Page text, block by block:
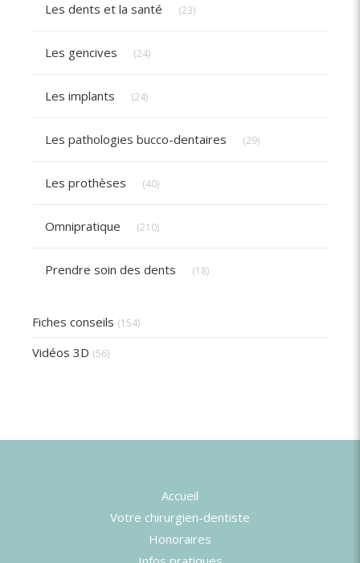
Les dents et la santé (23)
Les gencives (24)
Les implants (24)
Les pathologies bucco-dentaires (29)
Les prothèses (40)
Omnipratique (210)
Prendre soin des dents (18)
Fiches conseils (154)
Vidéos 3D (56)
Accueil
Votre chirurgien-dentiste
Honoraires